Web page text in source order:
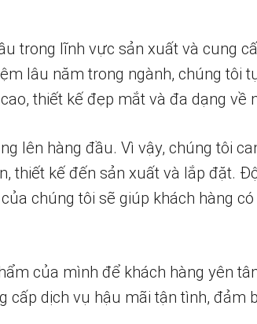
trong lĩnh vực sản xuất và cung
lâu năm trong ngành, chúng tôi
thiết kế đẹp mắt và đa dạng về
lên hàng đầu. Vì vậy, chúng tôi
thiết kế đến sản xuất và lắp đặt.
chúng tôi sẽ giúp khách hàng
của mình để khách hàng yên
cấp dịch vụ hậu mãi tận tình, đảm